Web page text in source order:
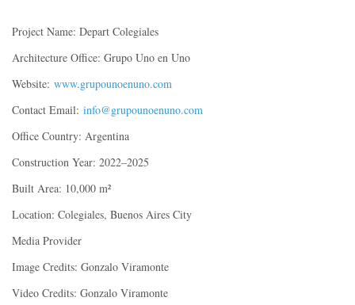
Project Name: Depart Colegiales
Architecture Office: Grupo Uno en Uno
Website: www.grupounoenuno.com
Contact Email: info@grupounoenuno.com
Office Country: Argentina
Construction Year: 2022–2025
Built Area: 10,000 m²
Location: Colegiales, Buenos Aires City
Media Provider
Image Credits: Gonzalo Viramonte
Video Credits: Gonzalo Viramonte